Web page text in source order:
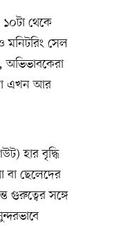
থেকে
মনিটরিং সেল
অভিভাবকেরা
এখন আর
হার বৃদ্ধি
বা ছেলেদের
গুরুত্বের সঙ্গে